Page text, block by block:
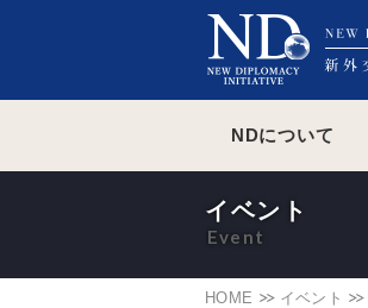
NDについて
HOME イベント
イベント